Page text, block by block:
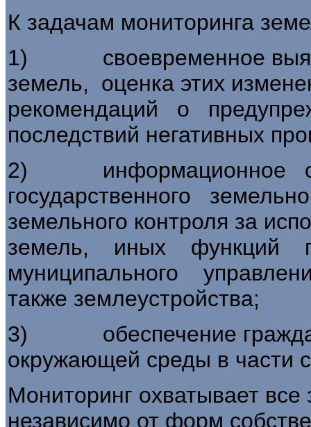
К задачам мониторинга
1) своевременное
земель, оценка этих
рекомендаций о
последствий негативных
2) информационное
государственного
земельного контроля за
земель, иных функций
муниципального
также землеустройства;
3) обеспечение граждан
окружающей среды в части
Мониторинг охватывает
независимо от форм